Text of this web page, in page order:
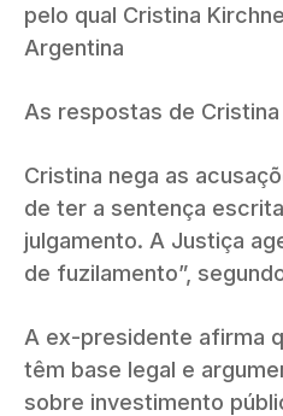
pelo qual Cristina
Argentina
As respostas de Cristina
Cristina nega as
de ter a sentença
julgamento. A Justiça
de fuzilamento”,
A ex-presidente afirma
têm base legal e
sobre investimento